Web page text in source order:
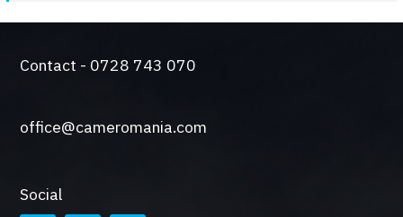
Contact - 0728 743 070
office@cameromania.com
Social